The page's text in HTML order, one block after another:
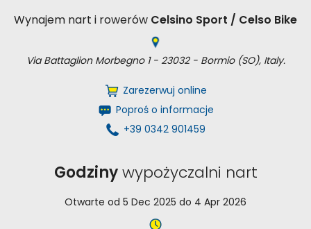
Wynajem nart i rowerów Celsino Sport / Celso Bike
Via Battaglion Morbegno 1 - 23032 - Bormio (SO), Italy.
Zarezerwuj online
Poproś o informacje
+39 0342 901459
Godzinywypożyczalni nart
Otwarte od 5 Dec 2025 do 4 Apr 2026